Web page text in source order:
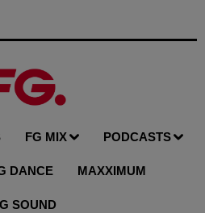
FG MIX PODCASTS
DANCE MAXXIMUM
SOUND